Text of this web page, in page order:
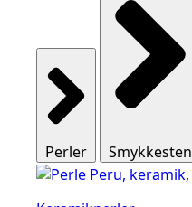
Perler Smykkesten